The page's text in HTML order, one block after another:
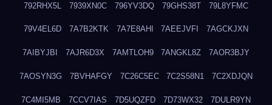
792RHX5L 7939XN0C 796YV3DQ 79GHS38T 79L8YFMC
79V4EL6D 7A7B2KTK 7A7E8AHI 7AEEJVFI 7AGCKJXN
7AIBYJBI 7AJR6D3X 7AMTLOH9 7ANGKL8Z 7AOR3BJY
7AOSYN3G 7BVHAFGY 7C26C5EC 7C2S58N1 7C2XDJQN
7C4MI5MB 7CCV7IAS 7D5UQZFD 7D73WX32 7DULR9YN